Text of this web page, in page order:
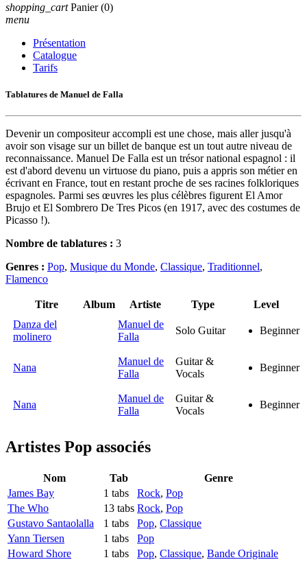
shopping_cart Panier (0)
menu
Présentation
Catalogue
Tarifs
Tablatures de Manuel de Falla
Devenir un compositeur accompli est une chose, mais aller jusqu'à
avoir son visage sur un billet de banque est un tout autre niveau de
reconnaissance. Manuel De Falla est un trésor national espagnol : il
est d'abord devenu un virtuose du piano, puis a appris son métier en
écrivant en France, tout en restant proche de ses racines folkloriques
espagnoles. Parmi ses œuvres les plus célèbres figurent El Amor
Brujo et El Sombrero De Tres Picos (en 1917, avec des costumes de
Picasso !).
Nombre de tablatures : 3
Genres : Pop, Musique du Monde, Classique, Traditionnel,
Flamenco
Titre Album Artiste Type
Level
Danza del
molinero
Manuel de
Falla
Solo Guitar Beginner
Nana
Manuel de
Falla
Guitar &
Vocals
Beginner
Nana
Manuel de
Falla
Guitar &
Vocals
Beginner
Artistes Pop associés
Nom Tab
Genre
James Bay
1 tabs Rock, Pop
The Who
13 tabs Rock, Pop
Gustavo Santaolalla
1 tabs Pop, Classique
Yann Tiersen
1 tabs
Pop
Howard Shore
1 tabs Pop, Classique, Bande Originale